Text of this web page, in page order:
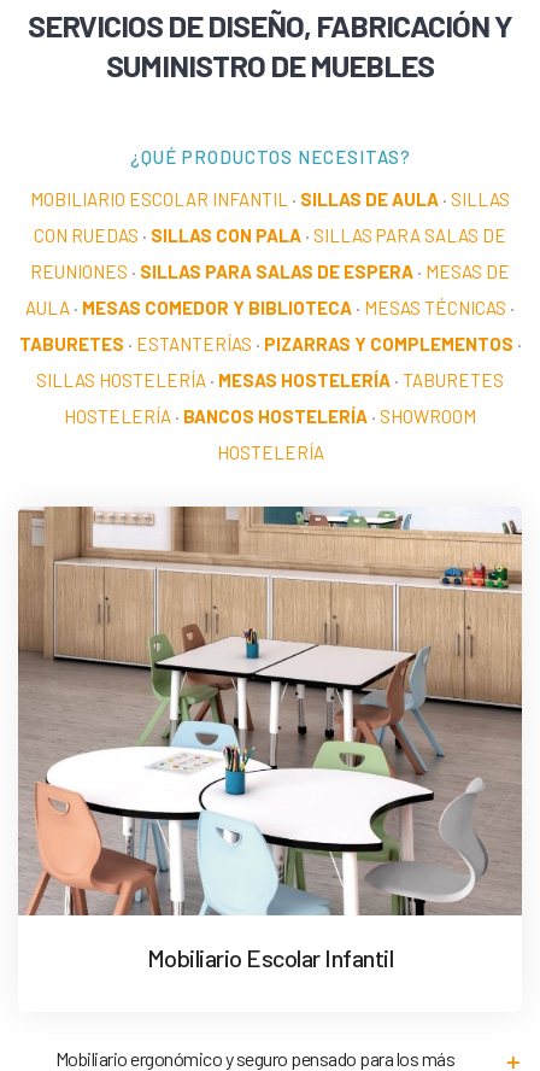
SERVICIOS DE DISEÑO, FABRICACIÓN Y
SUMINISTRO DE MUEBLES
¿QUÉ PRODUCTOS NECESITAS?
MOBILIARIO ESCOLAR INFANTIL · SILLAS DE AULA · SILLAS
CON RUEDAS · SILLAS CON PALA · SILLAS PARA SALAS DE
REUNIONES · SILLAS PARA SALAS DE ESPERA · MESAS DE
AULA · MESAS COMEDOR Y BIBLIOTECA · MESAS TÉCNICAS ·
TABURETES · ESTANTERÍAS · PIZARRAS Y COMPLEMENTOS ·
SILLAS HOSTELERÍA · MESAS HOSTELERÍA · TABURETES
HOSTELERÍA · BANCOS HOSTELERÍA · SHOWROOM
HOSTELERÍA
Mobiliario Escolar Infantil
Mobiliario ergonómico y seguro pensado para los más